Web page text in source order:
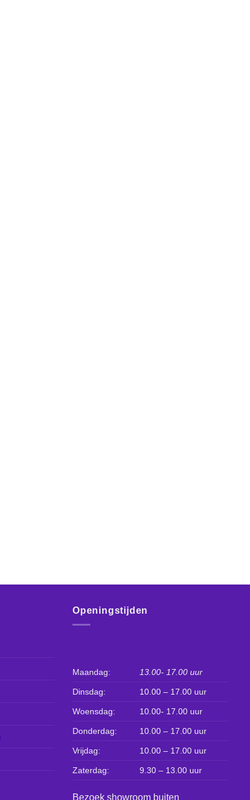
Openingstijden
Maandag: 13.00- 17.00 uur
Dinsdag: 10.00 – 17.00 uur
Woensdag: 10.00- 17.00 uur
Donderdag: 10.00 – 17.00 uur
Vrijdag: 10.00 – 17.00 uur
Zaterdag: 9.30 – 13.00 uur
Bezoek showroom buiten